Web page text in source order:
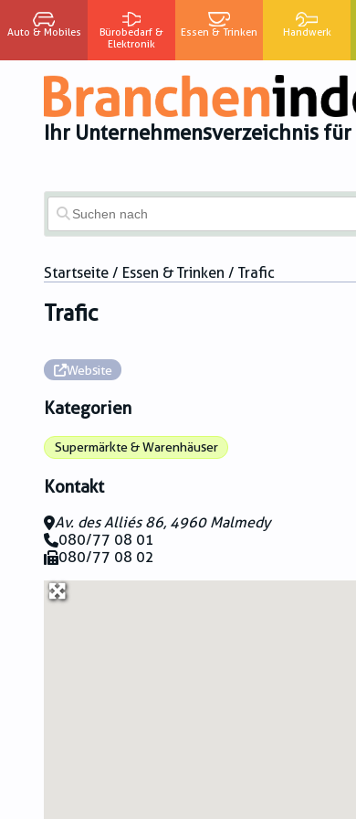
Auto & Mobiles
Bürobedarf &
Elektronik
Essen & Trinken Handwerk
Ihr Unternehmensverzeichnis für
Startseite / Essen & Trinken / Trafic
Trafic
Website
Kategorien
Supermärkte & Warenhäuser
Kontakt
Av. des Alliés 86, 4960 Malmedy
080/77 08 01
080/77 08 02